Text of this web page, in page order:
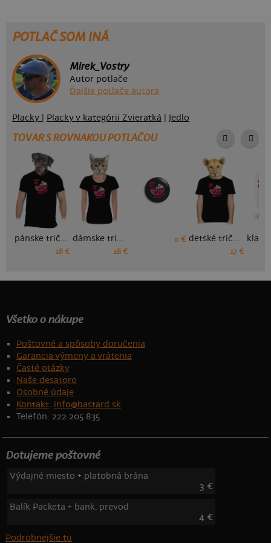
POTLAČ SOM INÁ
Mirek_Vostry
Autor potlače
Ďalšie potlače autora
Placky Placky v kategórii Zvieratká Jedlo
TOVAR S ROVNAKOU POTLAČOU
pánske tričko
18 €
dámske tričko
18 €
0 € detské tričko
17 €
Všetko o nákupe
Poštovné a spôsoby doručenia
Garancia výmeny a vrátenia
Časté otázky
Naše desatoro
Osobné údaje
Kontakt: info@bastard.sk
Telefón: 222 205 835
Dotujeme poštovné
Výdajné miesto + platobná brána
3 €
Balík Packeta + bank. prevod
4 €
Podrobnejšie tu